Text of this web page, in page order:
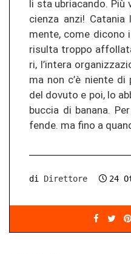
li sta ubria­can­do.
cien­za anzi!
men­te, come di­co­no
ri­sul­ta trop­po
ri, l’in­te­ra
ma non c’è nien­te
del do­vu­to e poi, lo
buc­cia di ba­na­na.
fen­de. ma fino a
di Direttore 24